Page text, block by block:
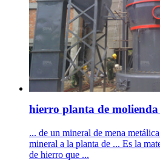
hierro planta de
... de un mineral de mena
mineral a la planta de ... Es la
de hierro que ...